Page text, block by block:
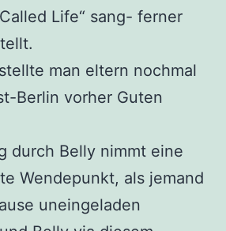
Life“ sang- ferner
man eltern nochmal
Berlin vorher Guten
durch Belly nimmt eine
Wendepunkt, als jemand
uneingeladen